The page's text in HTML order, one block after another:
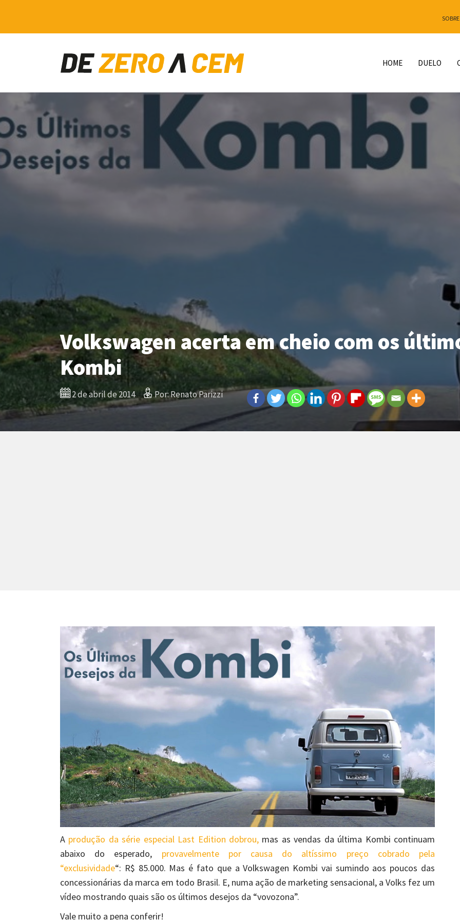
SOBRE
Main Navigation HOME DUELO
Volkswagen acerta em cheio com os
Kombi
2 de abril de 2014 Por: Renato Parizzi
A produção da série especial Last Edition dobrou, mas as vendas da última Kombi continuam
abaixo do esperado, provavelmente por causa do altíssimo preço cobrado pela
“exclusividade“: R$ 85.000. Mas é fato que a Volkswagen Kombi vai sumindo aos poucos das
concessionárias da marca em todo Brasil. E, numa ação de marketing sensacional, a Volks fez um
vídeo mostrando quais são os últimos desejos da “vovozona”.
Vale muito a pena conferir!